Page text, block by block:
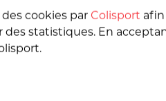
cookies par Colisport
statistiques. En
Europe